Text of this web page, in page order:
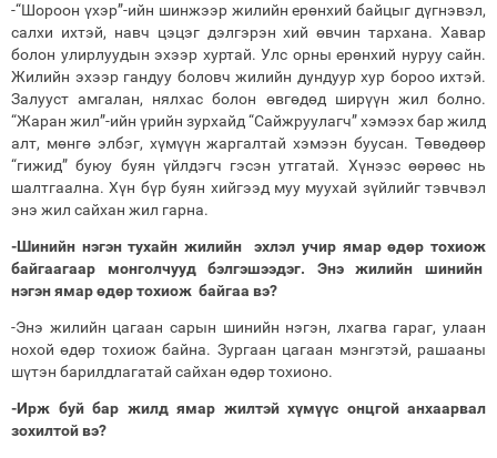
-“Шороон үхэр”-ийн шинжээр жилийн ерөнхий байцыг дүгнэвэл,
салхи ихтэй, навч цэцэг дэлгэрэн хий өвчин тархана. Хавар
болон улирлуудын эхээр хуртай. Улс орны ерөнхий нуруу сайн.
Жилийн эхээр гандуу боловч жилийн дундуур хур бороо ихтэй.
Залууст амгалан, нялхас болон өвгөдөд ширүүн жил болно.
“Жаран жил”-ийн үрийн зурхайд “Сайжруулагч” хэмээх бар жилд
алт, мөнгө элбэг, хүмүүн жаргалтай хэмээн буусан. Төвөдөөр
“гижид” буюу буян үйлдэгч гэсэн утгатай. Хүнээс өөрөөс нь
шалтгаална. Хүн бүр буян хийгээд муу муухай зүйлийг тэвчвэл
энэ жил сайхан жил гарна.
-Шинийн нэгэн тухайн жилийн эхлэл учир ямар өдөр тохиож
байгаагаар монголчууд бэлгэшээдэг. Энэ жилийн шинийн
нэгэн ямар өдөр тохиож байгаа вэ?
-Энэ жилийн цагаан сарын шинийн нэгэн, лхагва гараг, улаан
нохой өдөр тохиож байна. Зургаан цагаан мэнгэтэй, рашааны
шүтэн барилдлагатай сайхан өдөр тохионо.
-Ирж буй бар жилд ямар жилтэй хүмүүс онцгой анхаарвал
зохилтой вэ?